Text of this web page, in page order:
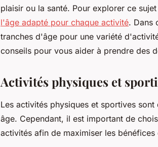
plaisir ou la santé. Pour explorer ce
l'âge adapté pour chaque activité. Dans
tranches d'âge pour une variété
conseils pour vous aider à prendre des
Activités physiques et
Les activités physiques et sportives
âge. Cependant, il est important de
activités afin de maximiser les bénéfices